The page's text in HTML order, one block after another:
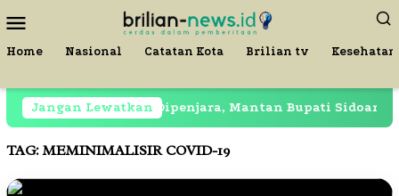
ke
kontenMobile
Home Nasional Catatan Kota Brilian tv Kesehatan
Jangan Lewatkan
Masih Dipenjara, Mantan Bupati Sidoarjo
TAG:MEMINIMALISIR COVID-19